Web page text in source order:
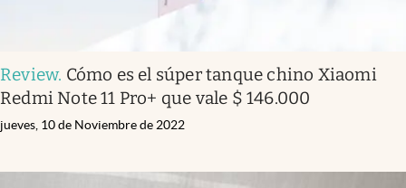
Review. Cómo es el súper tanque chino Xiaomi
Redmi Note 11 Pro+ que vale $ 146.000
jueves, 10 de Noviembre de 2022